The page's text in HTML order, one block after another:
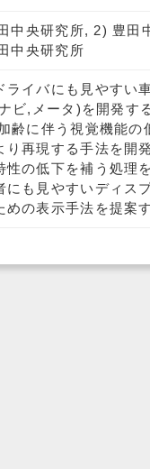
中央研究所, 2) 豊田
中央研究所
ライバにも見やすい
ビ,メータ)を開発す
齢に伴う視覚機能の
り再現する手法を開
性の低下を補う処理
にも見やすいディス
めの表示手法を提案